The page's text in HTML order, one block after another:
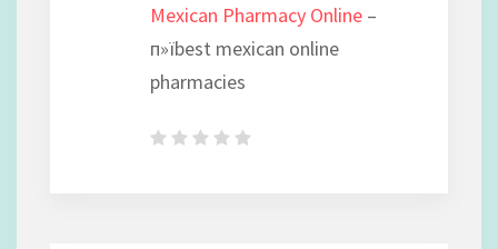
Mexican Pharmacy Online –
п»їbest mexican online
pharmacies